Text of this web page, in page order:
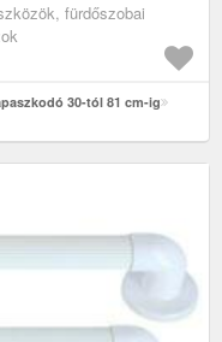
fürdőszobai
30-tól 81 cm-ig